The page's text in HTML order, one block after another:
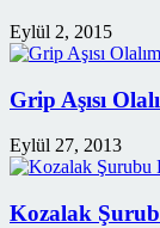
Eylül 2, 2015
Grip Aşısı
Eylül 27, 2013
Kozalak